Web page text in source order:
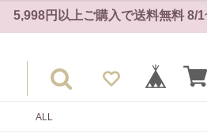
5,998円以上ご購入で送料無料 8/
ALL